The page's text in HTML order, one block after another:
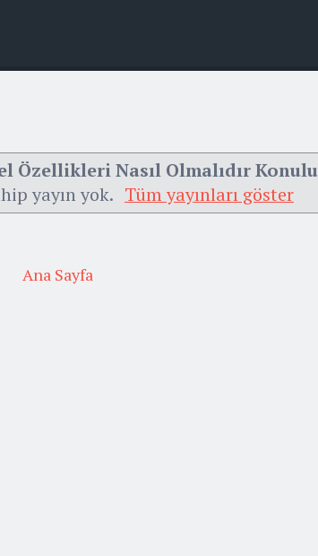
Özellikleri Nasıl Olmalıdır Konulu
yayın yok. Tüm yayınları göster
Ana Sayfa